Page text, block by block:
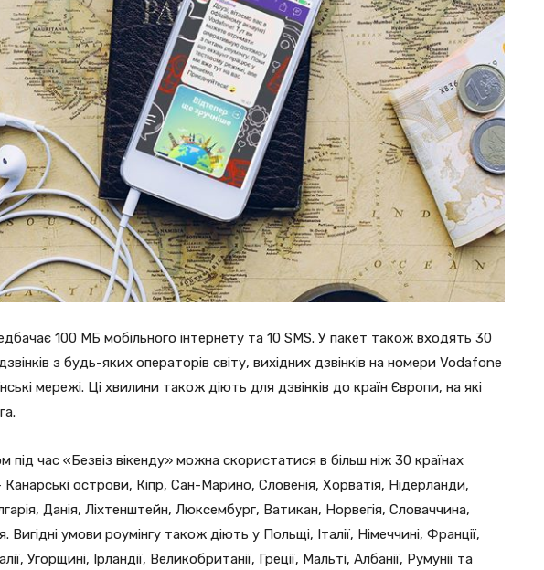
100 МБ мобільного інтернету та 10 SMS. У пакет також входять 30
з будь-яких операторів світу, вихідних дзвінків на номери Vodafone
мережі. Ці хвилини також діють для дзвінків до країн Європи, на які
під час «Безвіз вікенду» можна скористатися в більш ніж 30 країнах
острови, Кіпр, Сан-Марино, Словенія, Хорватія, Нідерланди,
Данія, Ліхтенштейн, Люксембург, Ватикан, Норвегія, Словаччина,
Вигідні умови роумінгу також діють у Польщі, Італії, Німеччині, Франції,
Угорщині, Ірландії, Великобританії, Греції, Мальті, Албанії, Румунії та